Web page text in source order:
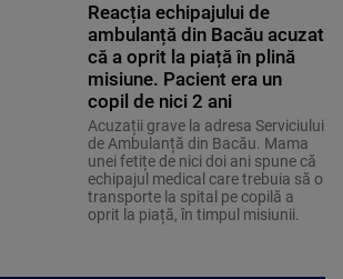
Reacția echipajului de
ambulanță din Bacău acuzat
că a oprit la piață în plină
misiune. Pacient era un
copil de nici 2 ani
Acuzații grave la adresa Serviciului
de Ambulanță din Bacău. Mama
unei fetițe de nici doi ani spune că
echipajul medical care trebuia să o
transporte la spital pe copilă a
oprit la piață, în timpul misiunii.